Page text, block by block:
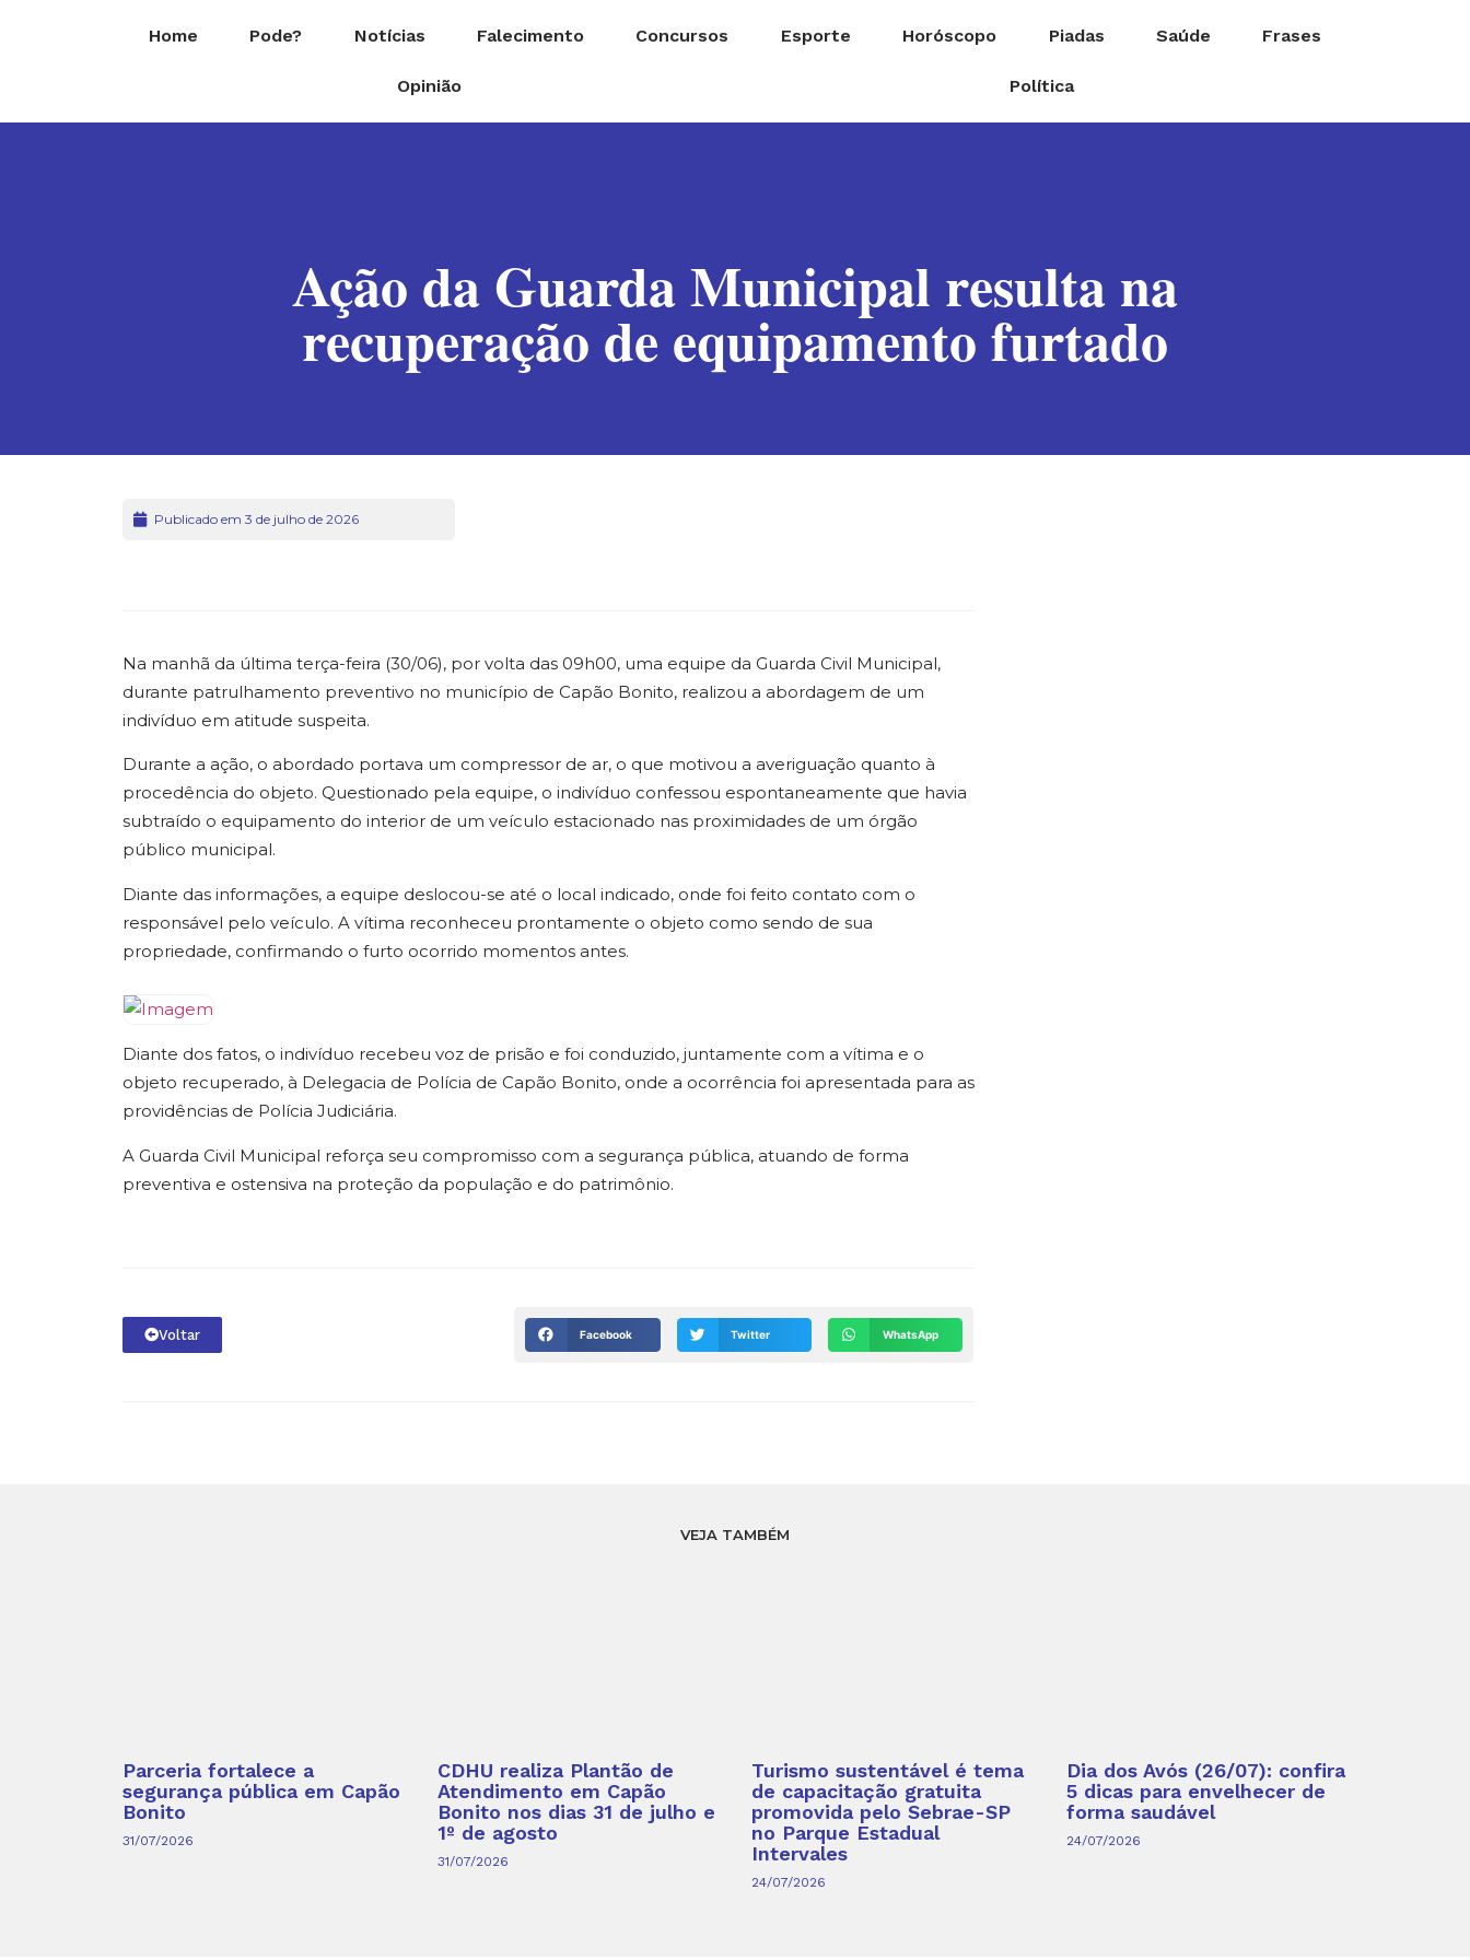
Home Pode? Notícias Falecimento Concursos Esporte Horóscopo Piadas Saúde Frases
Opinião Política
Ação da Guarda Municipal resulta na
recuperação de equipamento furtado
Publicado em 3 de julho de 2026
Na manhã da última terça-feira (30/06), por volta das 09h00, uma equipe da Guarda Civil Municipal,
durante patrulhamento preventivo no município de Capão Bonito, realizou a abordagem de um
indivíduo em atitude suspeita.
Durante a ação, o abordado portava um compressor de ar, o que motivou a averiguação quanto à
procedência do objeto. Questionado pela equipe, o indivíduo confessou espontaneamente que havia
subtraído o equipamento do interior de um veículo estacionado nas proximidades de um órgão
público municipal.
Diante das informações, a equipe deslocou-se até o local indicado, onde foi feito contato com o
responsável pelo veículo. A vítima reconheceu prontamente o objeto como sendo de sua
propriedade, confirmando o furto ocorrido momentos antes.
Diante dos fatos, o indivíduo recebeu voz de prisão e foi conduzido, juntamente com a vítima e o
objeto recuperado, à Delegacia de Polícia de Capão Bonito, onde a ocorrência foi apresentada para as
providências de Polícia Judiciária.
A Guarda Civil Municipal reforça seu compromisso com a segurança pública, atuando de forma
preventiva e ostensiva na proteção da população e do patrimônio.
Voltar Facebook Twitter WhatsApp
VEJA TAMBÉM
Parceria fortalece a
segurança pública em Capão
Bonito
31/07/2026
CDHU realiza Plantão de
Atendimento em Capão
Bonito nos dias 31 de julho e
1º de agosto
31/07/2026
Turismo sustentável é tema
de capacitação gratuita
promovida pelo Sebrae-SP
no Parque Estadual
Intervales
24/07/2026
Dia dos Avós (26/07): confira
5 dicas para envelhecer de
forma saudável
24/07/2026